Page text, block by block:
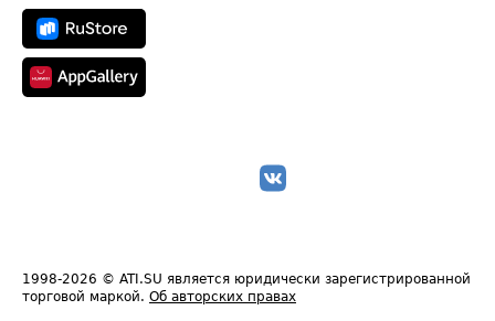
1998-2026 © ATI.SU является юридически зарегистрированной
торговой маркой. Об авторских правах